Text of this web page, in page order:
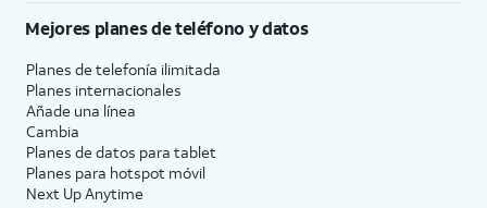
Mejores planes de teléfono y datos
Planes de telefonía ilimitada
Planes internacionales
Añade una línea
Cambia
Planes de datos para tablet
Planes para hotspot móvil
Next Up Anytime